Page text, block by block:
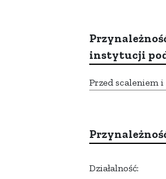
instytucji
Przed scaleniem
Działalność: